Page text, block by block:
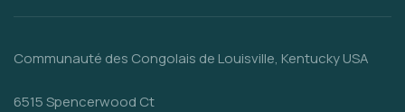
Communauté des Congolais de Louisville, Kentucky USA
6515 Spencerwood Ct